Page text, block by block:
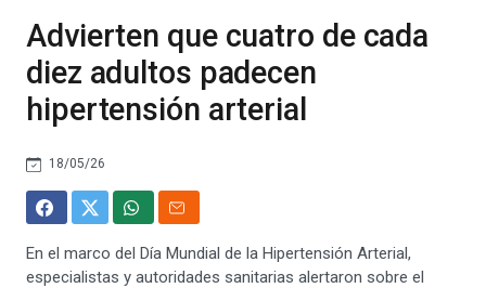
Advierten que cuatro de cada
diez adultos padecen
hipertensión arterial
18/05/26
En el marco del Día Mundial de la Hipertensión Arterial,
especialistas y autoridades sanitarias alertaron sobre el